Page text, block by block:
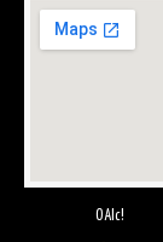
O Alc!